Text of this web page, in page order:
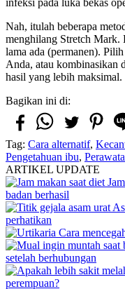
infeksi pada luka bekas
Nah, itulah beberapa
menghilang Stretch Mark.
lama ada (permanen).
Anda, atau kombinasikan
hasil yang lebih maksimal.
Bagikan ini di:
Tag: Cara alternatif,
Pengetahuan ibu,
ARTIKEL UPDATE
badan berhasil
perhatikan
Cara
setelah berhubungan